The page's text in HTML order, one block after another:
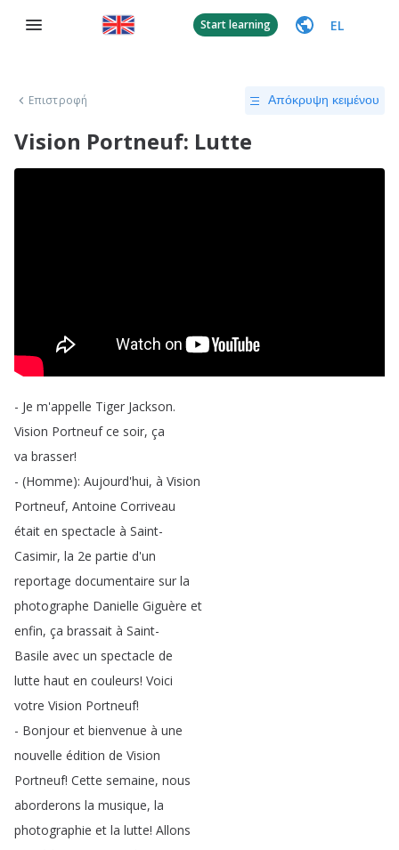
Start learning EL
Επιστροφή Απόκρυψη κειμένου
Vision Portneuf: Lutte
- Je m'appelle Tiger Jackson.
Vision Portneuf ce soir, ça
va brasser!
- (Homme): Aujourd'hui, à Vision
Portneuf, Antoine Corriveau
était en spectacle à Saint-
Casimir, la 2e partie d'un
reportage documentaire sur la
photographe Danielle Giguère et
enfin, ça brassait à Saint-
Basile avec un spectacle de
lutte haut en couleurs! Voici
votre Vision Portneuf!
- Bonjour et bienvenue à une
nouvelle édition de Vision
Portneuf! Cette semaine, nous
aborderons la musique, la
photographie et la lutte! Allons